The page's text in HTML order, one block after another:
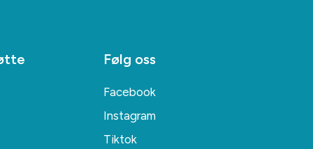
Følg oss
Facebook
Instagram
Tiktok